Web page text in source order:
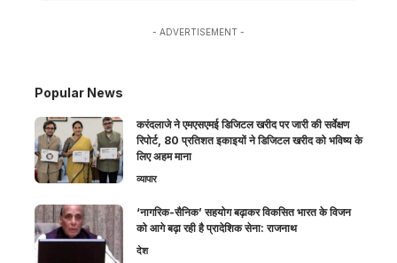
- ADVERTISEMENT -
Popular News
करंदलाजे ने एमएसएमई डिजिटल खरीद पर जारी की सर्वेक्षण
रिपोर्ट, 80 प्रतिशत इकाइयों ने डिजिटल खरीद को भविष्य के
लिए अहम माना
व्यापार
‘नागरिक-सैनिक’ सहयोग बढ़ाकर विकसित भारत के विजन
को आगे बढ़ा रही है प्रादेशिक सेना: राजनाथ
देश